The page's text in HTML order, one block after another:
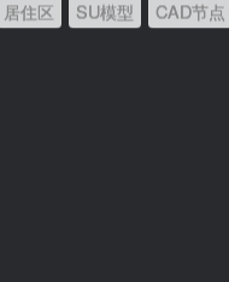
居住区 SU模型 CAD节点